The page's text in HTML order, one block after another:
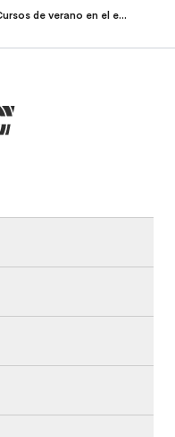
Cursos de verano en el extranjero